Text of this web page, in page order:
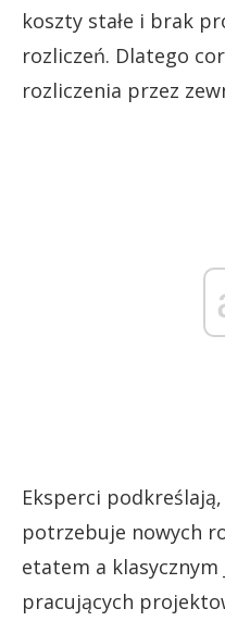
koszty stałe i brak
rozliczeń. Dlatego
rozliczenia przez
Eksperci
potrzebuje nowych
etatem a klasycznym
pracujących